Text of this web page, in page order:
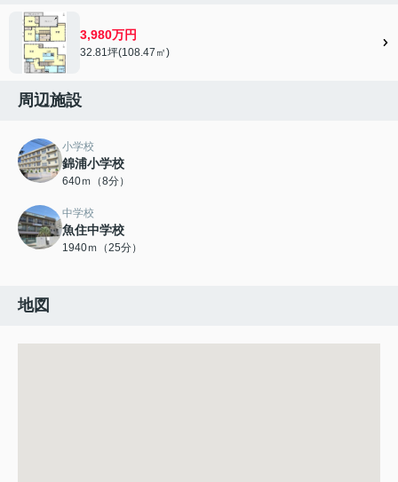
3,980万円
32.81坪(108.47㎡)
周辺施設
小学校
錦浦小学校
640ｍ（8分）
中学校
魚住中学校
1940ｍ（25分）
地図